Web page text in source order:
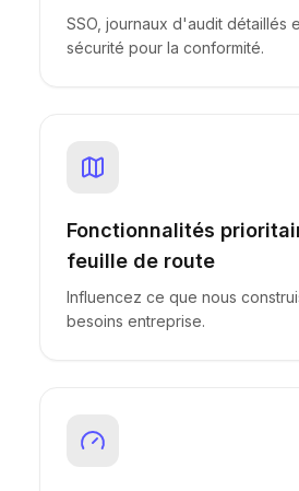
SSO, journaux d'audit détaillés
sécurité pour la conformité.
Fonctionnalités
feuille de route
Influencez ce que nous
besoins entreprise.